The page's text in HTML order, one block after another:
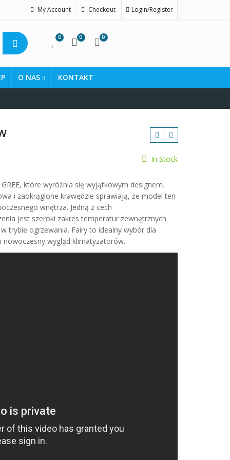
My Account Checkout Login/Register
0 0 0
O NAS KONTAKT
zł
In Stock
które wyróżnia się wyjątkowym designem.
i zaokrąglone krawędzie sprawiają, że model ten
wnętrza. Jedną z cech
jest szeroki zakres temperatur zewnętrznych
trybie ogrzewania. Fairy to idealny wybór dla
wygląd klimatyzatorów.